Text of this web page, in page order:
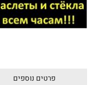
פרטים נוספים